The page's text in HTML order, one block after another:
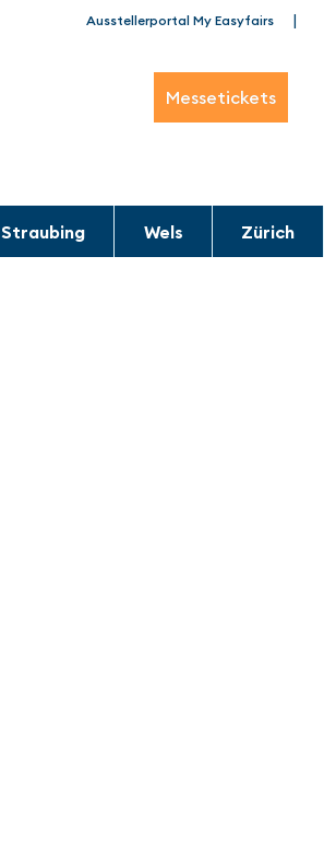
Ausstellerportal My Easyfairs |
Messetickets
Straubing Wels Zürich